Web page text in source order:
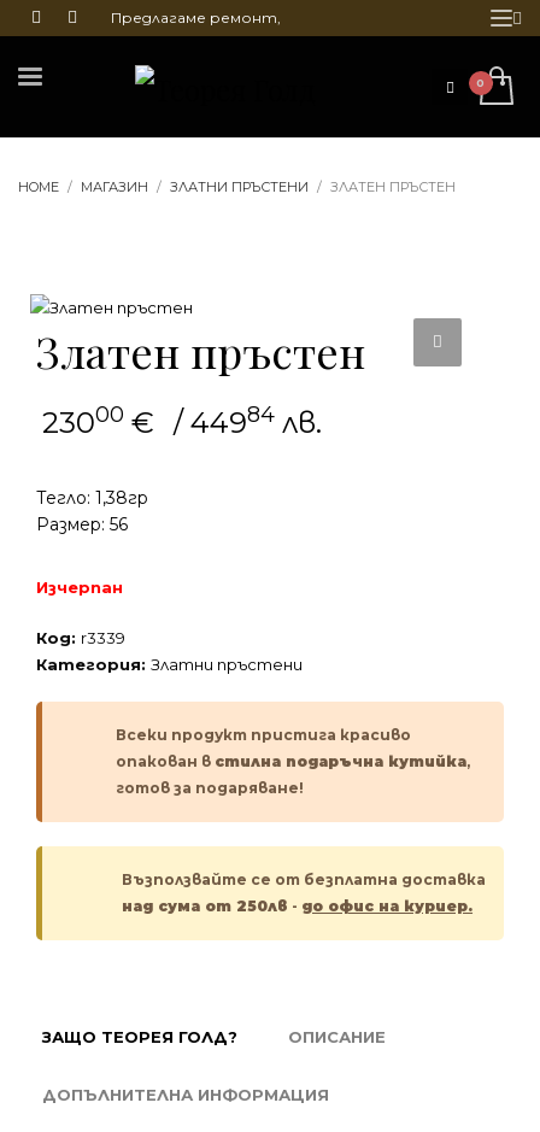
Предлагаме ремонт,
на бижута
HOME МАГАЗИН ЗЛАТНИ ПРЪСТЕНИ ЗЛАТЕН ПРЪСТЕН
Златен пръстен
23000 € / 44984 лв.
Тегло: 1,38гр
Размер: 56
Изчерпан
Код: r3339
Категория: Златни пръстени
Всеки продукт пристига красиво
опакован в стилна подаръчна кутийка,
готов за подаряване!
Възползвайте се от безплатна доставка
над сума от 250лв - до офис на куриер.
ЗАЩО ТЕОРЕЯ ГОЛД? ОПИСАНИЕ
ДОПЪЛНИТЕЛНА ИНФОРМАЦИЯ